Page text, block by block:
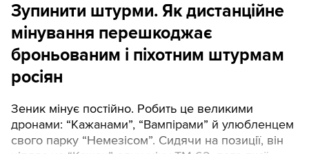
Зупинити штурми. Як дистанційне
мінування перешкоджає
броньованим і піхотним штурмам
росіян
Зеник мінує постійно. Робить це великими
дронами: “Кажанами”, “Вампірами” й улюбленцем
свого парку “Немезісом”. Сидячи на позиції, він